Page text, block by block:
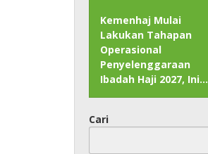
Kemenhaj Mulai
Lakukan Tahapan
Operasional
Penyelenggaraan
Ibadah Haji 2027, Ini…
Cari